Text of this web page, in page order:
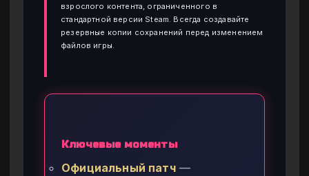
взрослого контента, ограниченного в
стандартной версии Steam. Всегда создавайте
резервные копии сохранений перед изменением
файлов игры.
Ключевые моменты
Официальный патч—